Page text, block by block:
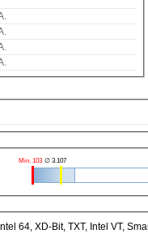
Min. 103 ∅ 3.107
64, XD-Bit, TXT, Intel VT,